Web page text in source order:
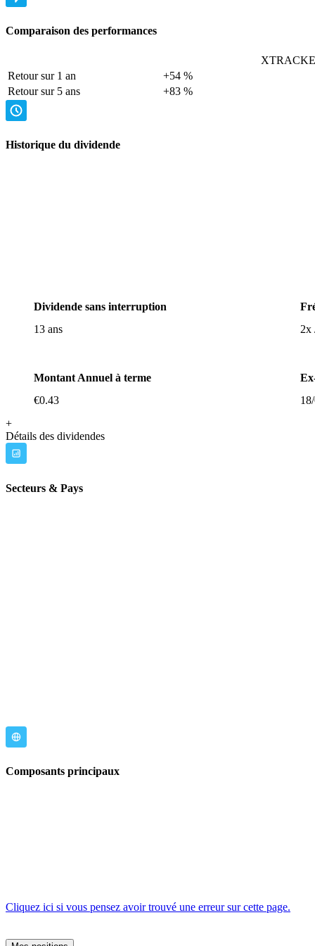
Comparaison des performances
Retour sur 1 an
+54 %
Retour sur 5 ans
+83 %
Historique du dividende
Dividende sans interruption
13 ans
2x
Montant Annuel à terme
€0.43
+
Détails des dividendes
Secteurs & Pays
Composants principaux
Cliquez ici si vous pensez avoir trouvé une erreur sur cette page.